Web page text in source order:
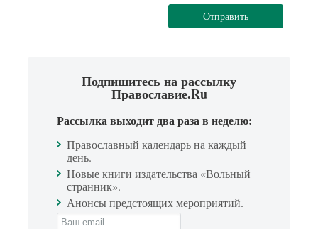
Отправить
Подпишитесь на рассылку
Православие.Ru
Рассылка выходит два раза в неделю:
Православный календарь на каждый
день.
Новые книги издательства «Вольный
странник».
Анонсы предстоящих мероприятий.